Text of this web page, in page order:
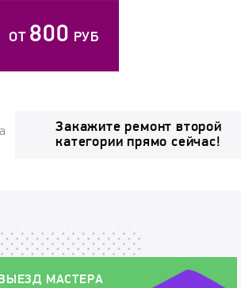
ОТ 800 РУБ
Закажите ремонт второй
категории прямо сейчас!
ВЫЕЗД МАСТЕРА